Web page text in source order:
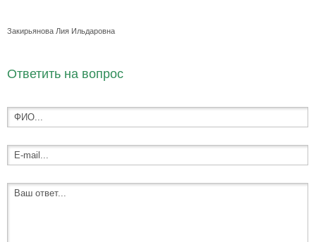
Закирьянова Лия Ильдаровна
Ответить на вопрос